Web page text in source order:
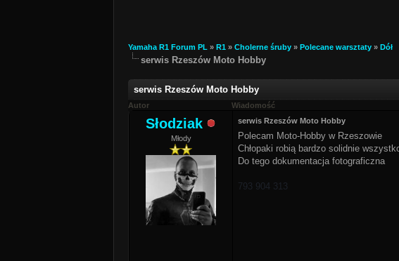
Yamaha R1 Forum PL » R1 » Cholerne śruby » Polecane warsztaty » Dół
serwis Rzeszów Moto Hobby
serwis Rzeszów Moto Hobby
Autor Wiadomość
Słodziak
Młody
serwis Rzeszów Moto Hobby
Polecam Moto-Hobby w Rzeszowie
Chłopaki robią bardzo solidnie
Do tego dokumentacja fotograficzna
793 904 313